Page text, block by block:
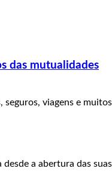
das mutualidades
viagens e
a abertura das